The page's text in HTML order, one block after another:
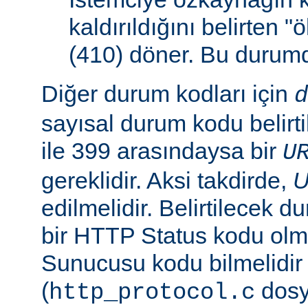
kaldırıldığını belirten
(410) döner. Bu
Diğer durum kodları için
sayısal durum kodu
ile 399 arasındaysa bir
gereklidir. Aksi takdirde,
edilmelidir. Belirtilecek
bir HTTP Status kodu
Sunucusu kodu bilmelidir
(http_protocol.c